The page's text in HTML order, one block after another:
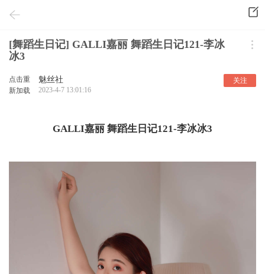
[舞蹈生日记] GALLI嘉丽 舞蹈生日记121-李冰
冰3
点击重
新加载
魅丝社
2023-4-7 13:01:16
关注
GALLI嘉丽 舞蹈生日记121-李冰冰3